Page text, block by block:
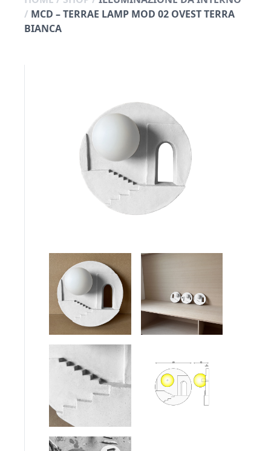
/ MCD – TERRAE LAMP MOD 02 OVEST TERRA
BIANCA